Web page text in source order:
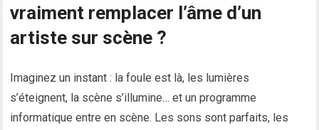
vraiment remplacer l’âme d’un
artiste sur scène ?
Imaginez un instant : la foule est là, les lumières
s’éteignent, la scène s’illumine… et un programme
informatique entre en scène. Les sons sont parfaits, les